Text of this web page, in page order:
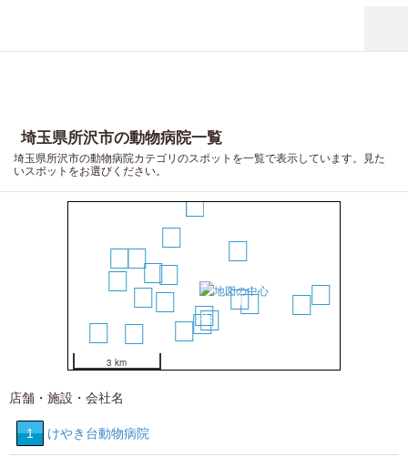
埼玉県所沢市の動物病院一覧
埼玉県所沢市の動物病院カテゴリのスポットを一覧で表示しています。見た
いスポットをお選びください。
3
4
5
8
10
13
3 km
店舗・施設・会社名
1 けやき台動物病院